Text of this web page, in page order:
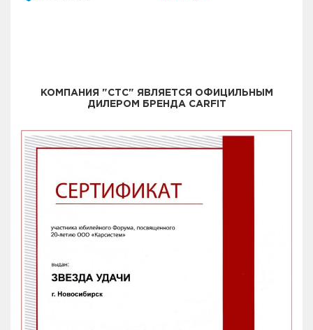
КОМПАНИЯ "СТС" ЯВЛЯЕТСЯ ОФИЦИЛЬНЫМ
ДИЛЕРОМ БРЕНДА CARFIT